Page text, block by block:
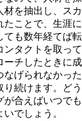
材を抽出し、スカ
たことで、生涯に
ても数年経てば転
タクトを取って
ーチしたときに成
げられなかった
続けます。どう
が合えばいつでも
でしょう。